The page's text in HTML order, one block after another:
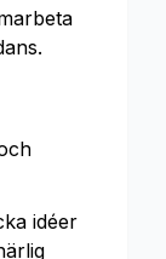
idéer